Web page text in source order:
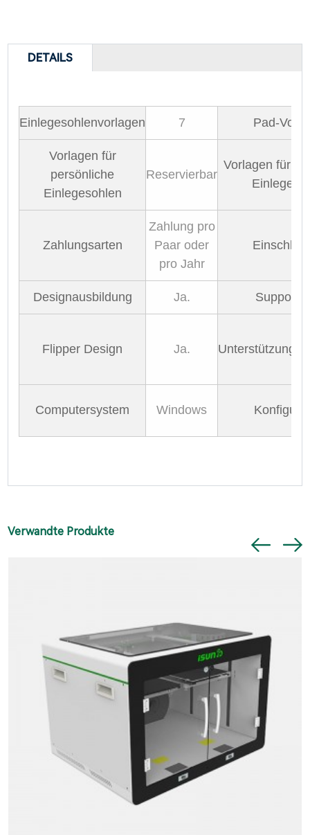
DETAILS
Einlegesohlenvorlagen 7 Pad-
Vorlagen für
persönliche
Einlegesohlen
Reservierbar
Vorlagen für
Zahlungsarten
Zahlung pro
Paar oder
pro Jahr
Designausbildung Ja.
Flipper Design Ja.
Computersystem Windows
Verwandte Produkte